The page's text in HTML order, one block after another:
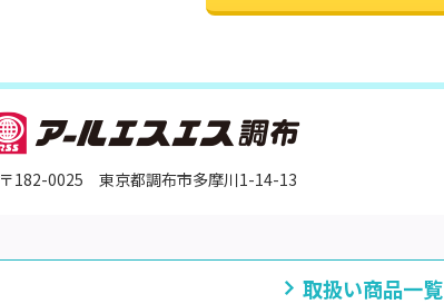
〒182-0025 東京都調布市多摩川1-14-13
取扱い商品一覧